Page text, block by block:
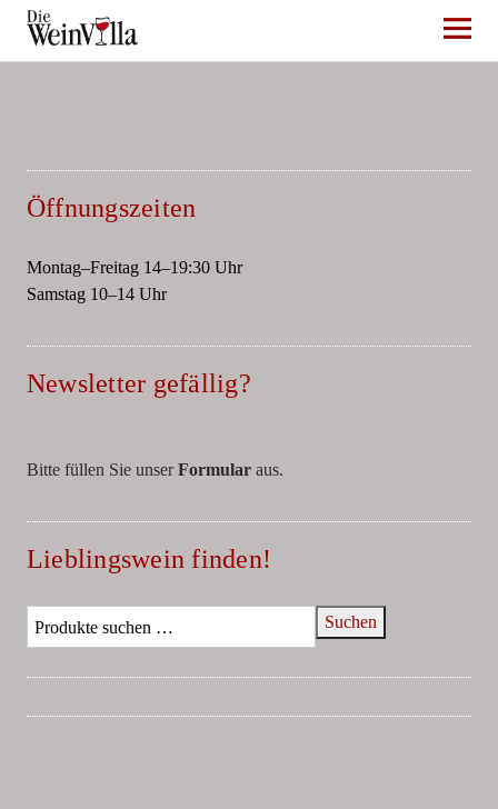
Die WeinVilla Duisburg
Öffnungszeiten
Montag–Freitag 14–19:30 Uhr
Samstag 10–14 Uhr
Newsletter gefällig?
Bitte füllen Sie unserFormularaus.
Lieblingswein finden!
Suchen